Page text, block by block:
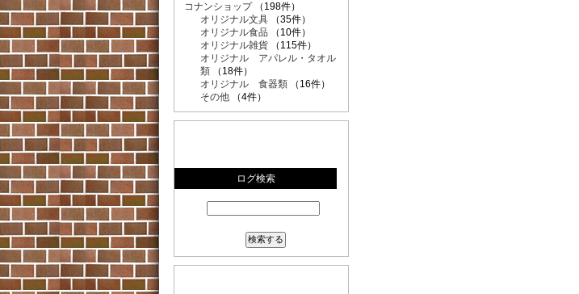
コナンショップ（198件）
オリジナル文具 （35件）
オリジナル食品 （10件）
オリジナル雑貨 （115件）
オリジナル アパレル・タオル
類 （18件）
オリジナル 食器類 （16件）
その他 （4件）
ログ検索